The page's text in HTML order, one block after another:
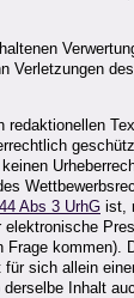
Abs 3 UrhG ist,
sich allein
Inhalt